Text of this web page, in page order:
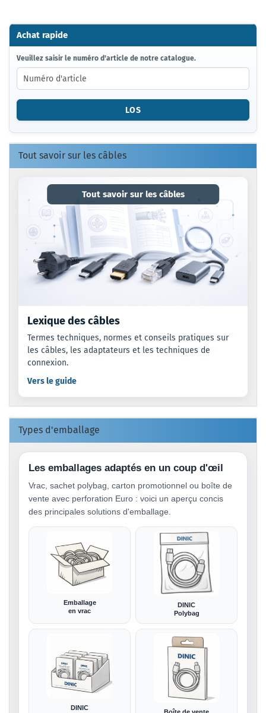
Achat rapide
VEUILLEZ
SAISIR
LE
NUMÉRO
D'ARTICLE
NOTRE
CATALOGUE.
Veuillez saisir le numéro d'article de notre catalogue.
LOS
Tout savoir sur les câbles
Tout savoir sur les câbles
Lexique des câbles
Termes techniques, normes et conseils pratiques sur
les câbles, les adaptateurs et les techniques de
connexion.
Vers le guide
Types d'emballage
Les emballages adaptés en un coup d'œil
Vrac, sachet polybag, carton promotionnel ou boîte de
vente avec perforation Euro : voici un aperçu concis
des principales solutions d'emballage.
Emballage
en vrac
DINIC
Polybag
DINIC